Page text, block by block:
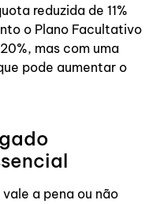
reduzida de 11%
o Plano Facultativo
mas com uma
pode aumentar o
a pena ou não